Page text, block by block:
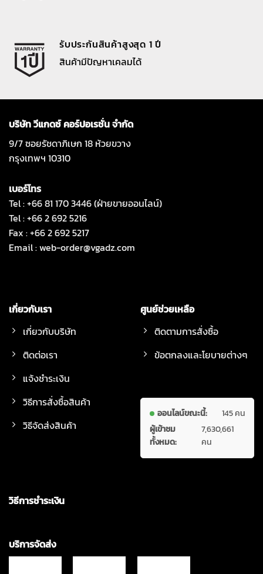
รับประกันสินค้าสูงสุด 1 ปี
สินค้ามีปัญหาเคลมได้
บริษัท วีแกดซ์ คอร์ปอเรชั่น จำกัด
9/7 ซอยรัชดาภิเษก 18 ห้วยขวาง
กรุงเทพฯ 10310
เบอร์โทร
Tel : +66 81 170 3446 (ฝ่ายขายออนไลน์)
Tel : +66 2 692 5216
Fax : +66 2 692 5217
Email :web-order@vgadz.com
เกี่ยวกับเรา
เกี่ยวกับบริษัท
ติดต่อเรา
แจ้งชำระเงิน
วิธีการสั่งซื้อสินค้า
วิธีจัดส่งสินค้า
ศูนย์ช่วยเหลือ
ติดตามการสั่งซื้อ
ข้อตกลงและโยบายต่างๆ
ออนไลน์ขณะนี้:
145 คน
ผู้เข้าชม
ทั้งหมด:
7,630,661
คน
วิธีการชำระเงิน
บริการจัดส่ง